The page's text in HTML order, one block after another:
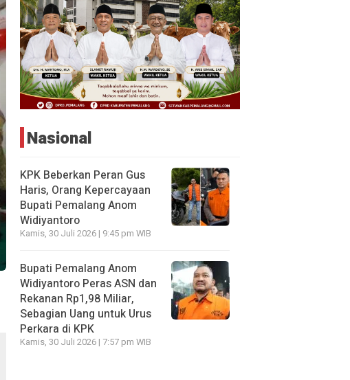
Nasional
KPK Beberkan Peran Gus
Haris, Orang Kepercayaan
Bupati Pemalang Anom
Widiyantoro
Kamis, 30 Juli 2026 | 9:45 pm WIB
Bupati Pemalang Anom
Widiyantoro Peras ASN dan
Rekanan Rp1,98 Miliar,
Sebagian Uang untuk Urus
Perkara di KPK
Kamis, 30 Juli 2026 | 7:57 pm WIB